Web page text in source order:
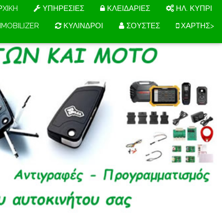
ΥΠΗΡΕΣΙΕΣ ΚΛΕΙΔΑΡΙΕΣ
ΗΛ. ΚΥΠΡΙ
ΚΥΛΙΝΔΡΟΙ ΣΟΥΣΤΕΣ ΧΑΡΤΗΣ>